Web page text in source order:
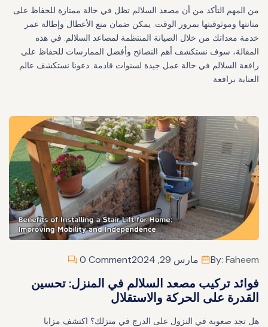
من المهم التأكد من أن مصعد السلالم تظل في حالة ممتازة للحفاظ على
متانتها وموثوقيتها بمرور الوقت. يمكن ضمان منع الأعطال وإطالة عمر
خدمة معداتك من خلال الصيانة المنتظمة لمصاعد السلالم. في هذه
المقالة، سوف نستكشف أهم النصائح وأفضل الممارسات للحفاظ على
رافعة السلالم في حالة عمل جيدة لسنوات قادمة. دعونا نستكشف عالم
العناية برافعة
By: Faheem مارس 29, 2024 0 Comment
فوائد تركيب مصعد السلالم في المنزل: تحسين
القدرة على الحركة والاستقلال
هل تجد صعوبة في النزول على الدرج في منزلك؟ اكتشف مزايا